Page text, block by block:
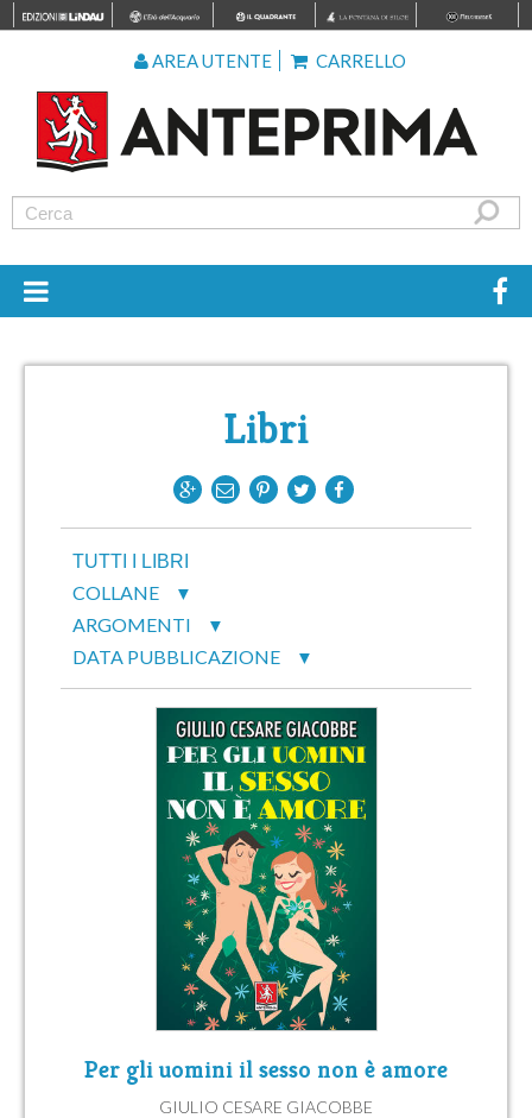
AREA UTENTE CARRELLO
Libri
TUTTI I LIBRI
COLLANE ▼
ARGOMENTI ▼
DATA PUBBLICAZIONE ▼
Per gli uomini il sesso non è amore
GIULIO CESARE GIACOBBE